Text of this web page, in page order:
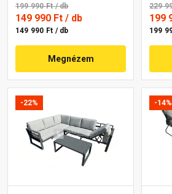
199 990 Ft/ db
149 990 Ft / db
149 990 Ft / db
Megnézem
229
199
199
-22% -14%